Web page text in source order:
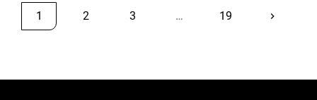
1 2 3 … 19 keyboard_arrow_rightSuivant